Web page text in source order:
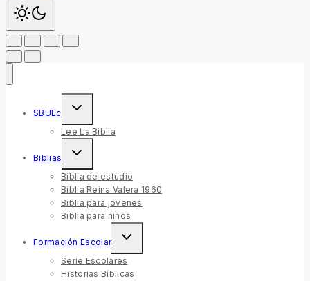
SBUEc
Toggle
menu
Lee La Biblia
Biblias
Toggle
menu
Biblia de estudio
Biblia Reina Valera 1960
Biblia para jóvenes
Biblia para niños
Formación Escolar
Toggle
menu
Serie Escolares
Historias Bíblicas